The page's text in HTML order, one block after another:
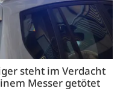
steht im Verdacht
Messer getötet